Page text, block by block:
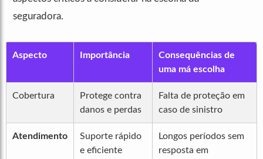
seguradora.
Aspecto Importância
Consequências de
uma má escolha
Cobertura
Protege contra
danos e perdas
Falta de proteção em
caso de sinistro
Atendimento
Suporte rápido
e eficiente
Longos períodos sem
resposta em